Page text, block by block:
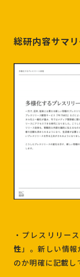
総研内容サマリ
・プレスリリー
性」。新しい情
のか明確に記載し